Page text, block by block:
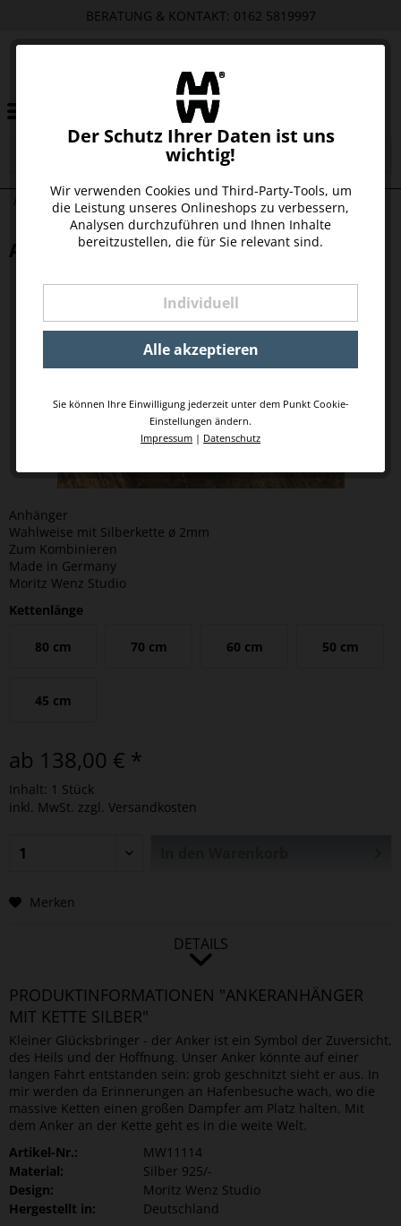
BERATUNG & KONTAKT: 0162 5819997
Der Schutz Ihrer Daten ist uns
wichtig!
Wir verwenden Cookies und Third-Party-Tools, um
die Leistung unseres Onlineshops zu verbessern,
Analysen durchzuführen und Ihnen Inhalte
bereitzustellen, die für Sie relevant sind.
Individuell
Alle akzeptieren
Sie können Ihre Einwilligung jederzeit unter dem Punkt Cookie-
Einstellungen ändern.
Impressum | Datenschutz
ANKERANHÄNGER MIT KETTE SILBER
ANKERANHÄNGER MIT KETTE SILBER
Anhänger
Wahlweise mit Silberkette ø 2mm
Zum Kombinieren
Made in Germany
Moritz Wenz Studio
Kettenlänge
80 cm 70 cm 60 cm 50 cm
45 cm
ab 138,00 € *
Inhalt: 1 Stück
inkl. MwSt. zzgl. Versandkosten
Merken
DETAILS
PRODUKTINFORMATIONEN "ANKERANHÄNGER
MIT KETTE SILBER"
Kleiner Glücksbringer - der Anker ist ein Symbol der Zuversicht,
des Heils und der Hoffnung. Unser Anker könnte auf einer
langen Fahrt entstanden sein: grob geschnitzt sieht er aus. In
mir werden da Erinnerungen an Hafenbesuche wach, wo die
massive Ketten einen großen Dampfer am Platz halten. Mit
dem Anker an der Kette geht es in die weite Welt.
Artikel-Nr.:
MW11114
Material:
Silber 925/-
Design:
Moritz Wenz Studio
Hergestellt in:
Deutschland